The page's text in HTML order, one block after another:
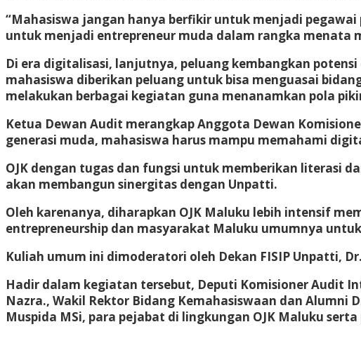
“Mahasiswa jangan hanya berfikir untuk menjadi
untuk menjadi entrepreneur muda dalam rangka menata
Di era digitalisasi, lanjutnya, peluang kembangkan
mahasiswa diberikan peluang untuk bisa menguasai
melakukan berbagai kegiatan guna menanamkan pola
Ketua Dewan Audit merangkap Anggota Dewan
generasi muda, mahasiswa harus mampu memahami
OJK dengan tugas dan fungsi untuk memberikan literasi
akan membangun sinergitas dengan Unpatti.
Oleh karenanya, diharapkan OJK Maluku lebih intensif
entrepreneurship dan masyarakat Maluku umumnya
Kuliah umum ini dimoderatori oleh Dekan FISIP Unpatti,
Hadir dalam kegiatan tersebut, Deputi Komisioner Audit
Nazra., Wakil Rektor Bidang Kemahasiswaan dan Alumni
Muspida MSi, para pejabat di lingkungan OJK Maluku